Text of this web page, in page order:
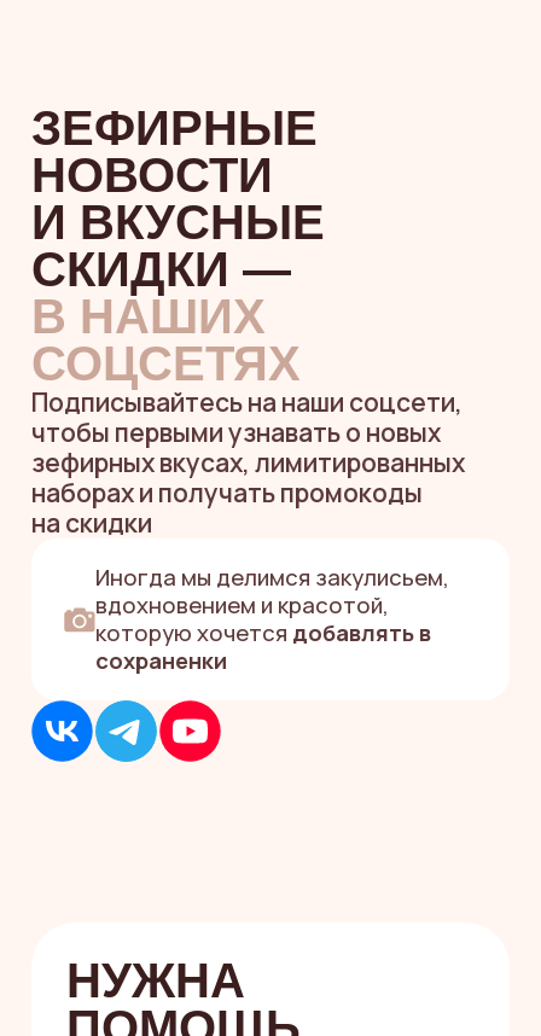
Я согласен (а) на получение
информационных и рекламных
рассылок
НУЖНА ПОМОЩЬ
С ВЫБОРОМ
Или напишите
в мессенджерах